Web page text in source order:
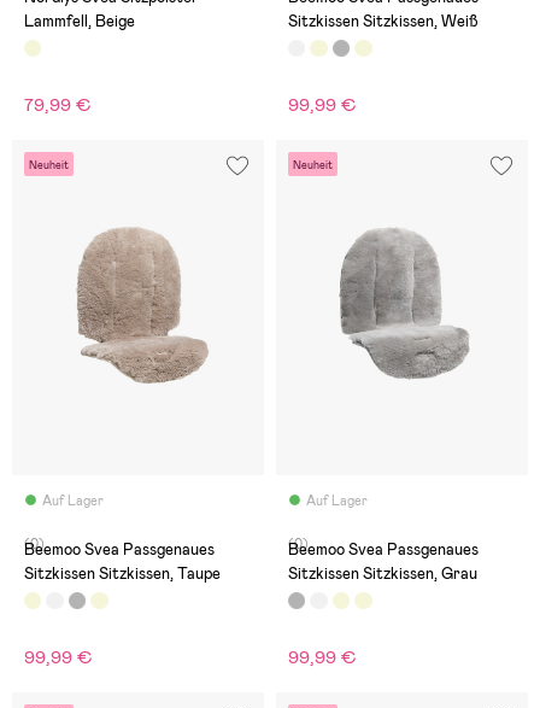
Lammfell, Beige
79,99 €
Sitzkissen Sitzkissen, Weiß
99,99 €
Neuheit
Auf Lager
(0)
Beemoo Svea Passgenaues
Sitzkissen Sitzkissen, Taupe
99,99 €
Neuheit
Auf Lager
(0)
Beemoo Svea Passgenaues
Sitzkissen Sitzkissen, Grau
99,99 €